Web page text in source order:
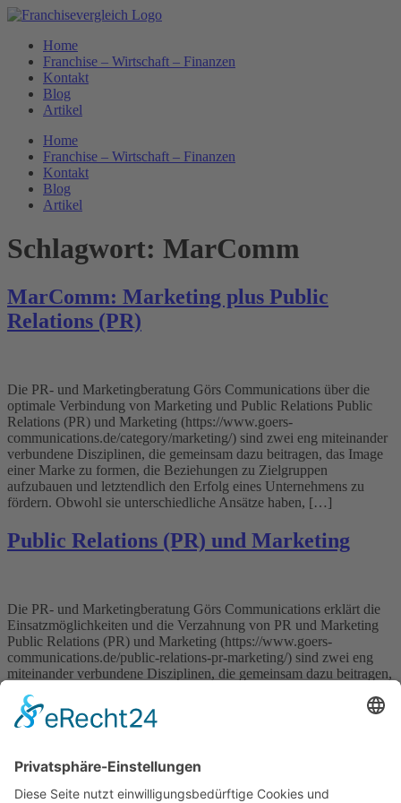
Zum
springenHome
Franchise – Wirtschaft – Finanzen
Kontakt
Blog
Artikel
Home
Franchise – Wirtschaft – Finanzen
Kontakt
Blog
Artikel
Schlagwort: MarComm
MarComm: Marketing plus Public
Relations (PR)
Die PR- und Marketingberatung Görs Communications über die
optimale Verbindung von Marketing und Public Relations Public
Relations (PR) und Marketing (https://www.goers-
communications.de/category/marketing/) sind zwei eng miteinander
verbundene Disziplinen, die gemeinsam dazu beitragen, das Image
einer Marke zu formen, die Beziehungen zu Zielgruppen
aufzubauen und letztendlich den Erfolg eines Unternehmens zu
fördern. Obwohl sie unterschiedliche Ansätze haben, […]
Public Relations (PR) und Marketing
Die PR- und Marketingberatung Görs Communications erklärt die
Einsatzmöglichkeiten und die Verzahnung von PR und Marketing
Public Relations (PR) und Marketing (https://www.goers-
communications.de/public-relations-pr-marketing/) sind zwei eng
miteinander verbundene Disziplinen, die gemeinsam dazu beitragen,
aufzubauen und letztendlich den Erfolg eines Unternehmens zu
fördern. Obwohl sie unterschiedliche Ansätze […]
Impressum